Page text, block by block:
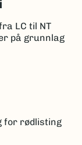
LC til NT
på grunnlag
for rødlisting